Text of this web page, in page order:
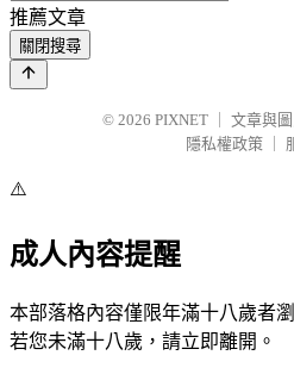
推薦文章
關閉搜尋
© 2026 PIXNET
文章與
隱私權政策
⚠️
成人內容提醒
本部落格內容僅限年滿十八歲者瀏
若您未滿十八歲，請立即離開。